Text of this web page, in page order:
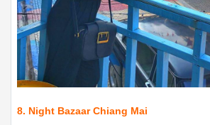
8. Night Bazaar Chiang Mai